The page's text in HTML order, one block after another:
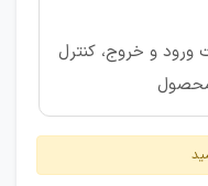
ورود و خروج، کنترل